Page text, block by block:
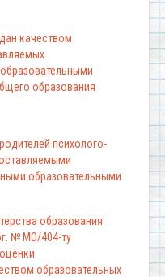
качеством
образования
психолого-
образовательными
образования
№ МО/404-ту
образовательных